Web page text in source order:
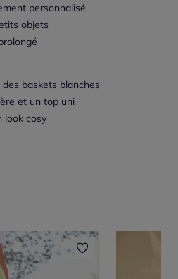
personnalisé
objets
baskets blanches
et un top uni
look cosy